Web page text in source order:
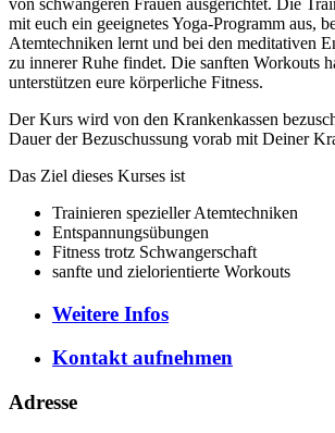
mit euch ein geeignetes Yoga-Programm aus,
Atemtechniken lernt und bei den meditativen
zu innerer Ruhe findet. Die sanften Workouts
unterstützen eure körperliche Fitness.
Der Kurs wird von den Krankenkassen
Dauer der Bezuschussung vorab mit Deiner
Das Ziel dieses Kurses ist
Trainieren spezieller Atemtechniken
Entspannungsübungen
Fitness trotz Schwangerschaft
sanfte und zielorientierte Workouts
Weitere Infos
Kontaktaufnehmen
Adresse